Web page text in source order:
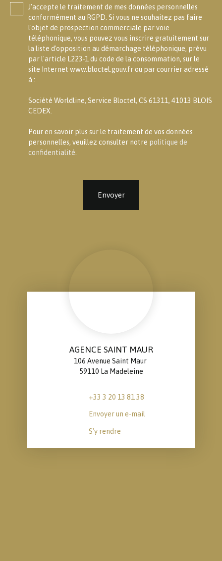
J'accepte le traitement de mes données personnelles
conformément au RGPD. Si vous ne souhaitez pas faire
l'objet de prospection commerciale par voie
téléphonique, vous pouvez vous inscrire gratuitement sur
la liste d'opposition au démarchage téléphonique, prévu
par l'article L223-1 du code de la consommation, sur le
site Internet www.bloctel.gouv.fr ou par courrier adressé
à :
Société Worldline, Service Bloctel, CS 61311, 41013 BLOIS
CEDEX.
Pour en savoir plus sur le traitement de vos données
personnelles, veuillez consulter notre politique de
confidentialité
Envoyer
AGENCE SAINT MAUR
106 Avenue Saint Maur
59110 La Madeleine
+33 3 20 13 81 38
Envoyer un e-mail
S'y rendre